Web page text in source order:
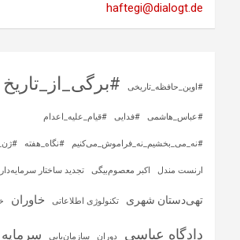
haftegi@dialogt.de
#اوین_حافظه_تاریخی #برگی_از_تاریخ
#عباس_هاشمی #فدایی #قیام_علیه_اعدام
#نه_می_بخشیم_نه_فراموش_می‌کنیم #نگاه_هفته
ارنست مندل اکبر معصوم‌بیگی تجدید ساختار
تهی‌دستان شهری تکنولوژی اطلاعاتی خاوران
دادگاه عباسی دوران سازمان‌یابی سرمایه‌